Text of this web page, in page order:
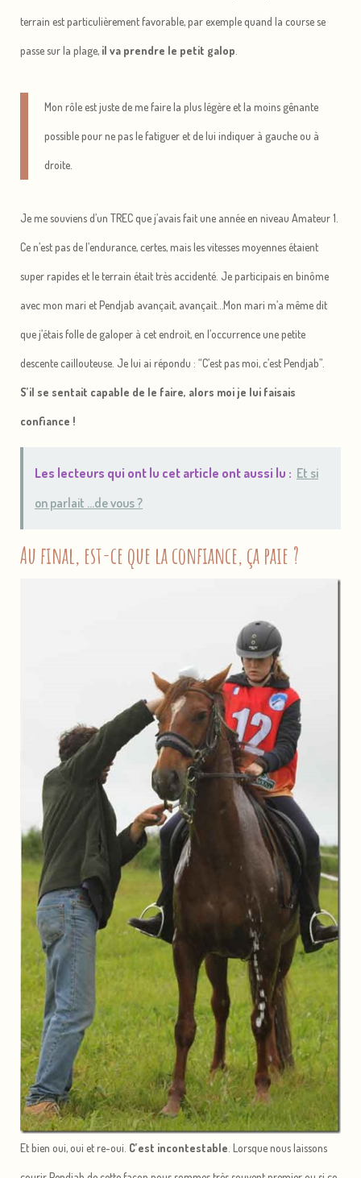
terrain est particulièrement favorable, par exemple quand la course se
passe sur la plage, il va prendre le petit galop
Mon rôle est juste de me faire la plus légère et la moins gênante
possible pour ne pas le fatiguer et de lui indiquer à gauche ou à
droite.
Je me souviens d’un TREC que j’avais fait une année en niveau Amateur 1.
Ce n’est pas de l’endurance, certes, mais les vitesses moyennes étaient
super rapides et le terrain était très accidenté. Je participais en binôme
avec mon mari et Pendjab avançait, avançait…Mon mari m’a même dit
que j’étais folle de galoper à cet endroit, en l’occurrence une petite
descente caillouteuse. Je lui ai répondu : “C’est pas moi, c’est Pendjab”.
S’il se sentait capable de le faire, alors moi je lui faisais
confiance !
Les lecteurs qui ont lu cet article ont aussi lu : Et si
on parlait ...de vous ?
Au final, est-ce que la confiance, ça paie ?
Et bien oui, oui et re-oui. C’est incontestable . Lorsque nous laissons